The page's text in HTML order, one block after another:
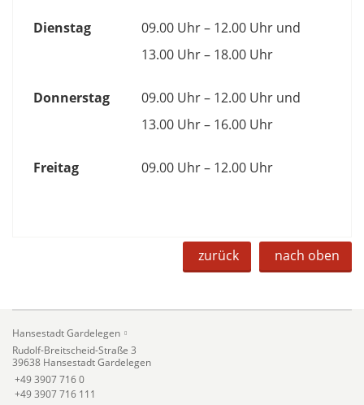
Dienstag
09.00 Uhr – 12.00 Uhr und
13.00 Uhr – 18.00 Uhr
Donnerstag
09.00 Uhr – 12.00 Uhr und
13.00 Uhr – 16.00 Uhr
Freitag 09.00 Uhr – 12.00 Uhr
zurück nach oben
Hansestadt Gardelegen
Rudolf-Breitscheid-Straße 3
39638 Hansestadt Gardelegen
+49 3907 716 0
+49 3907 716 111